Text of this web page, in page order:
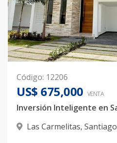
Código: 12206
US$ 675,000 VENTA
Las Carmelitas, Santiago